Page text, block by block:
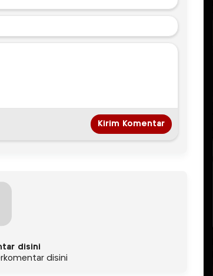
disini
disini